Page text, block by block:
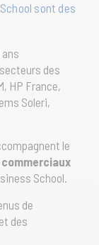
sont des
des
HP France,
Soleri,
le
School.
de
et des